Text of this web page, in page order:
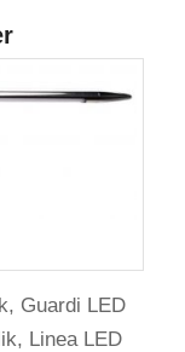
Guardi LED
Linea LED